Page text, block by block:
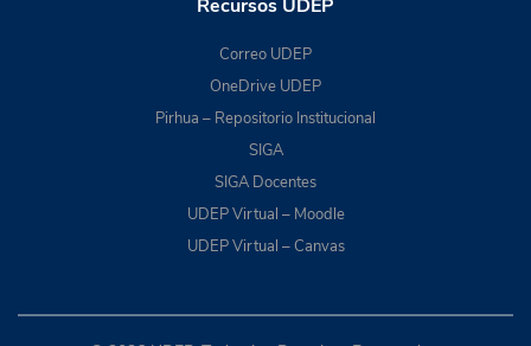
Recursos UDEP
Correo UDEP
OneDrive UDEP
Pirhua – Repositorio Institucional
SIGA
SIGA Docentes
UDEP Virtual – Moodle
UDEP Virtual – Canvas